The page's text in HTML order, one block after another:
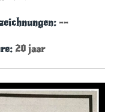
--
20 jaar